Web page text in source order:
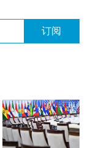
订阅